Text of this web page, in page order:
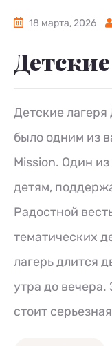
18 марта, 2026
Детские
было одним из
Mission. Один
детям,
Радостной
тематических
лагерь длится
утра до
стоит